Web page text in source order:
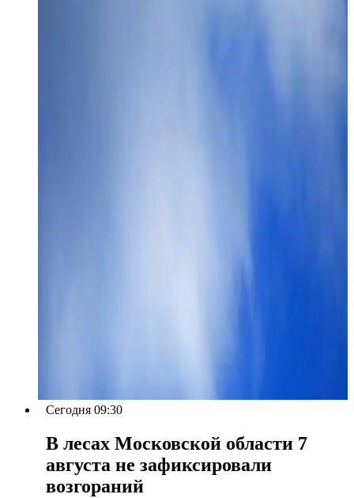
Сегодня 09:30
В лесах Московской области 7
августа не зафиксировали
возгораний